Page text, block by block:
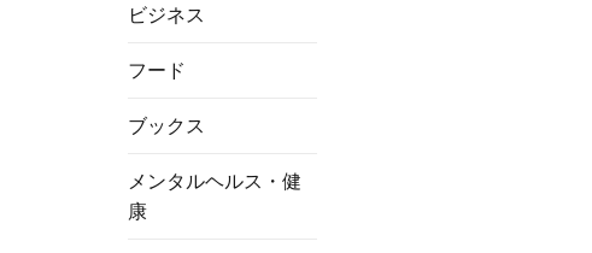
ビジネス
フード
ブックス
メンタルヘルス・健
康